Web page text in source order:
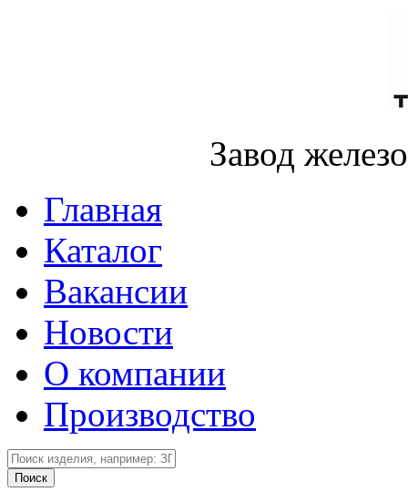
Завод
Главная
Каталог
Вакансии
Новости
О компании
Производство